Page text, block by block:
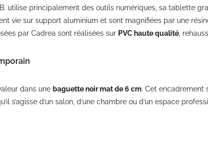
utilise principalement des outils numériques, sa tablette
vie sur support aluminium et sont magnifiées par une
par Cadrea sont réalisées sur PVC haute qualité,
dans une baguette noir mat de 6 cm. Cet encadrement
s’agisse d’un salon, d’une chambre ou d’un espace